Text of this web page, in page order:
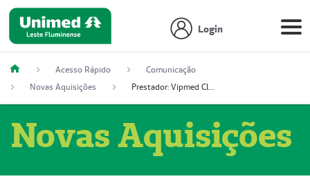
Login
Acesso Rápido
Comunicação
Novas Aquisições
Prestador: Vipmed Clínica Geral Ltda, 51004349-0 (Nome Fantasia: Policlínica Master)
Novas Aquisições